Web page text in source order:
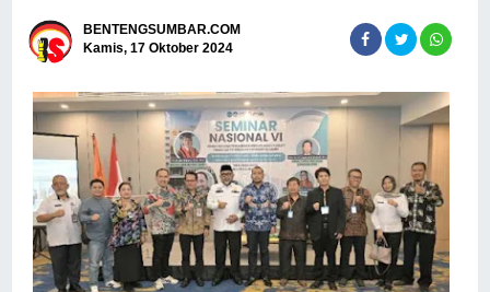
BENTENGSUMBAR.COM
Kamis, 17 Oktober 2024